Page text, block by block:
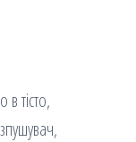
тісто,